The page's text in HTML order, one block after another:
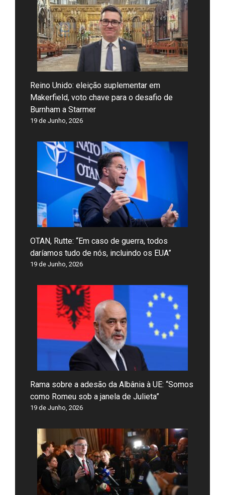
Reino Unido: eleição suplementar em
Makerfield, voto chave para o desafio de
Burnham a Starmer
19 de Junho, 2026
OTAN, Rutte: “Em caso de guerra, todos
daríamos tudo de nós, incluindo os EUA”
19 de Junho, 2026
Rama sobre a adesão da Albânia à UE: “Somos
como Romeu sob a janela de Julieta”
19 de Junho, 2026